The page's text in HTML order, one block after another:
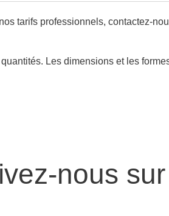
tarifs professionnels, contactez-
Les dimensions et les
nous